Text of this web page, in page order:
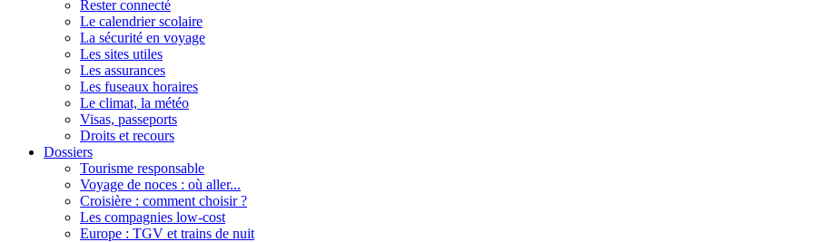
Rester connecté
Le calendrier scolaire
La sécurité en voyage
Les sites utiles
Les assurances
Les fuseaux horaires
Le climat, la météo
Visas, passeports
Droits et recours
Dossiers
Tourisme responsable
Voyage de noces : où aller...
Croisière : comment choisir ?
Les compagnies low-cost
Europe : TGV et trains de nuit